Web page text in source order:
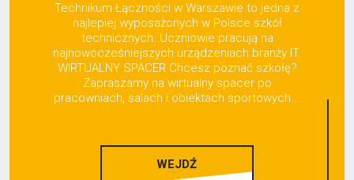
Technikum Łączności w Warszawie to jedna z
najlepiej wyposażonych w Polsce szkół
technicznych. Uczniowie pracują na
najnowocześniejszych urządzeniach branży IT.
WIRTUALNY SPACER Chcesz poznać szkołę?
Zapraszamy na wirtualny spacer po
pracowniach, salach i obiektach sportowych...
WEJDŹ